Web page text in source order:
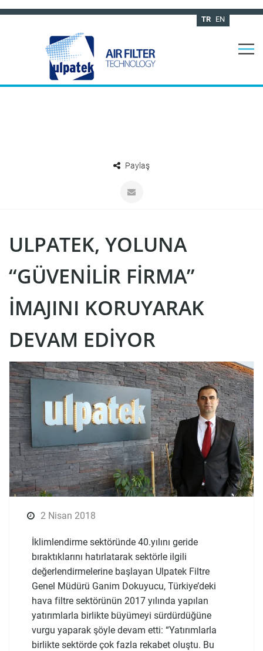
TR EN
Paylaş
ULPATEK, YOLUNA
“GÜVENILIR FIRMA”
IMAJINI KORUYARAK
DEVAM EDIYOR
2 Nisan 2018
İklimlendirme sektöründe 40.yılını geride
bıraktıklarını hatırlatarak sektörle ilgili
değerlendirmelerine başlayan Ulpatek Filtre
Genel Müdürü Ganim Dokuyucu, Türkiye’deki
hava filtre sektörünün 2017 yılında yapılan
yatırımlarla birlikte büyümeyi sürdürdüğüne
vurgu yaparak şöyle devam etti: “Yatırımlarla
birlikte sektörde çok fazla rekabet oluştu. Bu